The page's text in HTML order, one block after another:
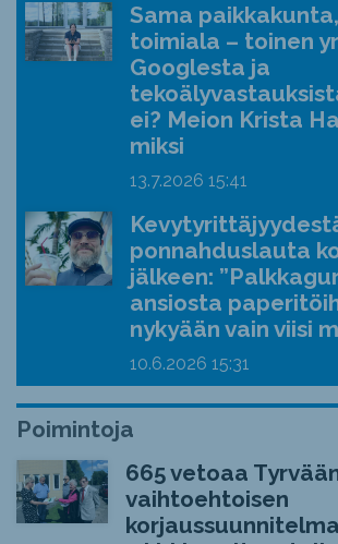
Sama
toimiala – toinen
Googlesta ja
ei? Meion Krista
miksi
13.7.2026 15:41
ponnahduslauta
jälkeen:
ansiosta
nykyään vain viisi
10.6.2026 15:31
Poimintoja
665 vetoaa
vaihtoehtoisen